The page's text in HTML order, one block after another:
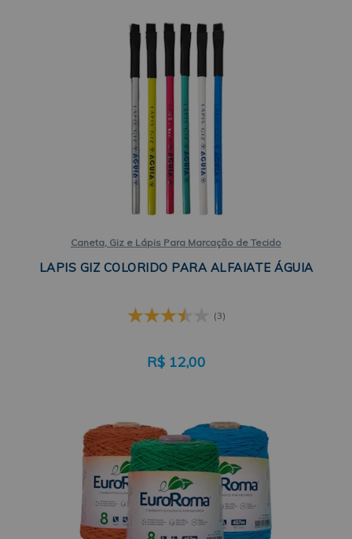
Caneta, Giz e Lápis Para Marcação de Tecido
LAPIS GIZ COLORIDO PARA ALFAIATE ÁGUIA
(3)
R$ 12,00